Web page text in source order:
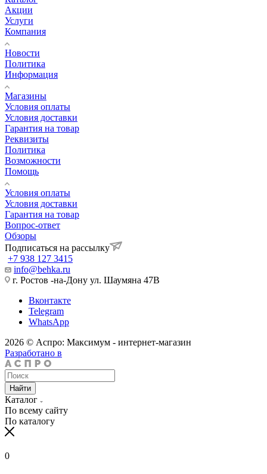
Акции
Услуги
Компания
Новости
Политика
Информация
Магазины
Условия оплаты
Условия доставки
Гарантия на товар
Реквизиты
Политика
Возможности
Помощь
Условия оплаты
Условия доставки
Гарантия на товар
Вопрос-ответ
Обзоры
Подписаться на рассылку
+7 938 127 3415
info@behka.ru
г. Ростов -на-Дону ул. Шаумяна 47В
Вконтакте
Telegram
WhatsApp
2026 © Аспро: Максимум - интернет-магазин
Разработано в
Найти
Каталог
По всему сайту
По каталогу
0